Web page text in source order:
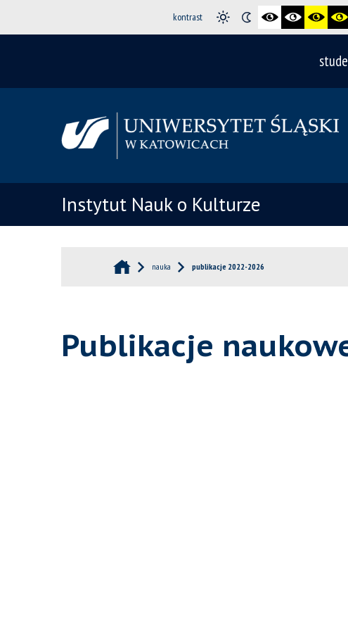
kontrast
Instytut Nauk o Kulturze
nauka publikacje 2022-2026
Publikacje